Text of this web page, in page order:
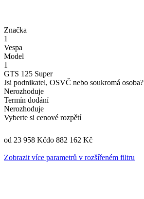
Značka
1
Vespa
Model
1
GTS 125 Super
Jsi podnikatel, OSVČ nebo soukromá osoba?
Nerozhoduje
Termín dodání
Nerozhoduje
Vyberte si cenové rozpětí
od 23 958 Kčdo 882 162 Kč
Zobrazit více parametrů v rozšířeném filtru